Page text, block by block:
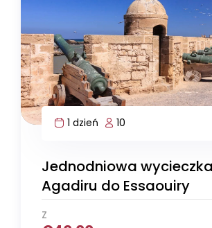
1 dzień 10
Jednodniowa
Agadiru do Essaouiry
Z